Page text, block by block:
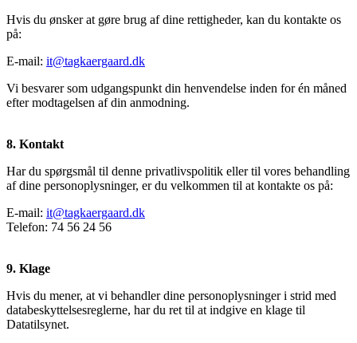
Hvis du ønsker at gøre brug af dine rettigheder, kan du kontakte os
på:
E-mail: it@tagkaergaard.dk
Vi besvarer som udgangspunkt din henvendelse inden for én måned
efter modtagelsen af din anmodning.
8. Kontakt
Har du spørgsmål til denne privatlivspolitik eller til vores behandling
af dine personoplysninger, er du velkommen til at kontakte os på:
E-mail: it@tagkaergaard.dk
Telefon: 74 56 24 56
9. Klage
Hvis du mener, at vi behandler dine personoplysninger i strid med
databeskyttelsesreglerne, har du ret til at indgive en klage til
Datatilsynet.